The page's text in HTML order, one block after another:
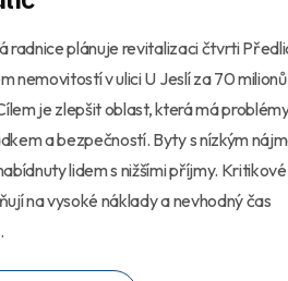
radnice plánuje revitalizaci čtvrti
nemovitostí v ulici U Jeslí za 70 milionů
je zlepšit oblast, která má
a bezpečností. Byty s nízkým
lidem s nižšími příjmy. Kritikové
na vysoké náklady a nevhodný čas